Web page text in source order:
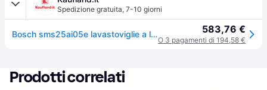
Spedizione gratuita, 7-10 giorni
Bosch sms25ai05e lavastoviglie a libera installazione 12 coperti e 583,76 €
O 3 pagamenti di 194,58 €
Prodotti correlati